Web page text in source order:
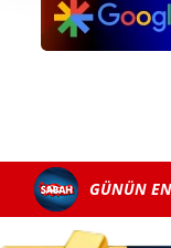
takdirde,
gösterilmeyecektir."
verileriniz
toplumu
kullanılmaktadır.
GÜNÜN